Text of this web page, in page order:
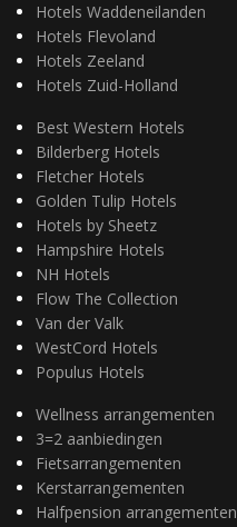
Hotels Waddeneilanden
Hotels Flevoland
Hotels Zeeland
Hotels Zuid-Holland
Best Western Hotels
Bilderberg Hotels
Fletcher Hotels
Golden Tulip Hotels
Hotels by Sheetz
Hampshire Hotels
NH Hotels
Flow The Collection
Van der Valk
WestCord Hotels
Populus Hotels
Wellness arrangementen
3=2 aanbiedingen
Fietsarrangementen
Kerstarrangementen
Halfpension arrangementen